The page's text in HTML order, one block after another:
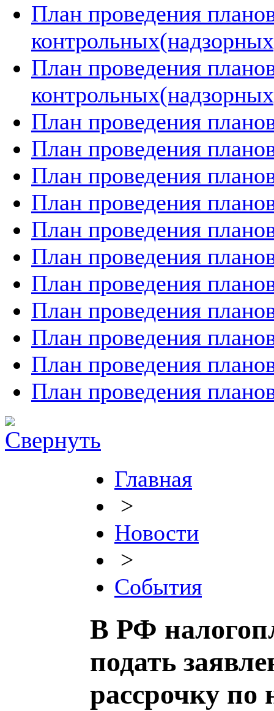
План проведения
План проведения
План проведения
План проведения
План проведения
План проведения
План проведения
План проведения
План проведения
План проведения
План проведения
План проведения
План проведения
Главная
>
Новости
>
События
В РФ
подать
рассрочку по